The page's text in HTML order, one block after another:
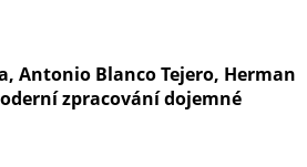
Antonio Blanco Tejero, Herman
zpracování dojemné